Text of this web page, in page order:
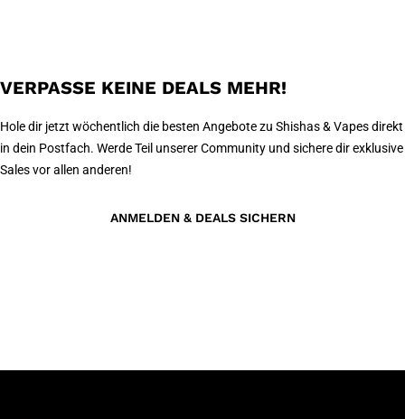
VERPASSE KEINE DEALS MEHR!
Hole dir jetzt wöchentlich die besten Angebote zu Shishas & Vapes direkt
in dein Postfach. Werde Teil unserer Community und sichere dir exklusive
Sales vor allen anderen!
ANMELDEN & DEALS SICHERN